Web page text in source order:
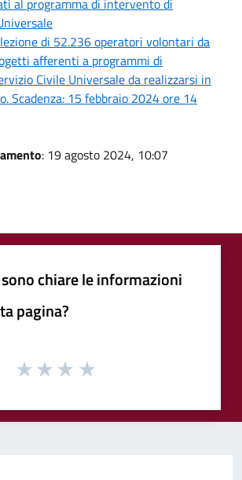
di 52.236 operatori volontari da
afferenti a programmi di
Civile Universale da realizzarsi in
Scadenza: 15 febbraio 2024 ore 14
: 19 agosto 2024, 10:07
chiare le informazioni
pagina?